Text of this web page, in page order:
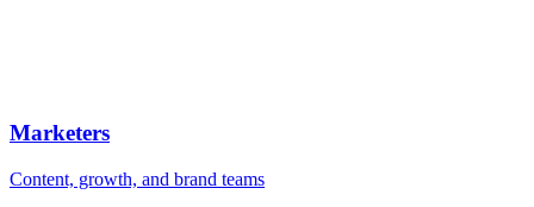
Marketers
Content, growth, and brand teams